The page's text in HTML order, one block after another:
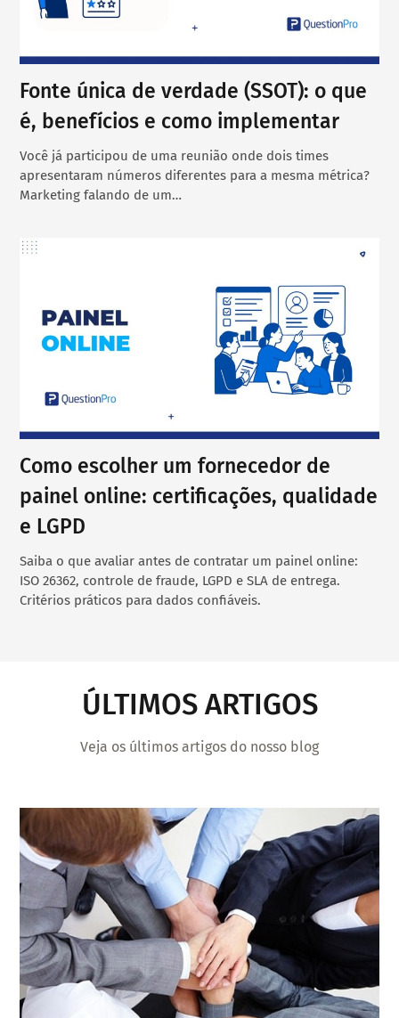
Fonte única de verdade (SSOT): o que
é, benefícios e como implementar
Você já participou de uma reunião onde dois times
apresentaram números diferentes para a mesma métrica?
Marketing falando de um…
Como escolher um fornecedor de
painel online: certificações, qualidade
e LGPD
Saiba o que avaliar antes de contratar um painel online:
ISO 26362, controle de fraude, LGPD e SLA de entrega.
Critérios práticos para dados confiáveis.
ÚLTIMOS ARTIGOS
Veja os últimos artigos do nosso blog